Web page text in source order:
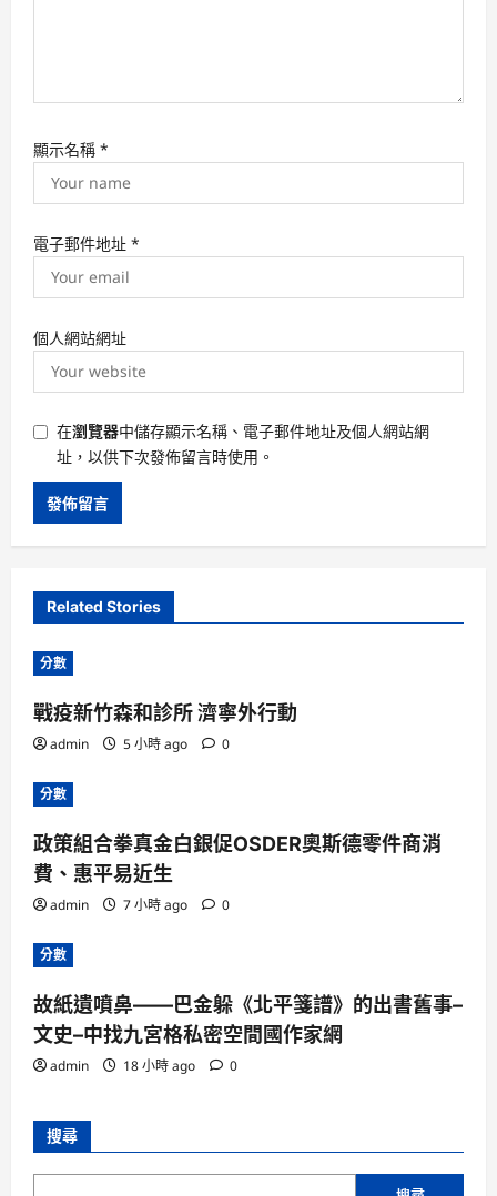
顯示名稱 *
電子郵件地址 *
個人網站網址
在瀏覽器中儲存顯示名稱、電子郵件地址及個人網站網
址，以供下次發佈留言時使用。
Related Stories
分數
戰疫新竹森和診所 濟寧外行動
admin 5 小時 ago 0
分數
政策組合拳真金白銀促OSDER奧斯德零件商消
費、惠平易近生
admin 7 小時 ago 0
分數
故紙遺噴鼻——巴金躲《北平箋譜》的出書舊事–
文史–中找九宮格私密空間國作家網
admin 18 小時 ago 0
搜尋